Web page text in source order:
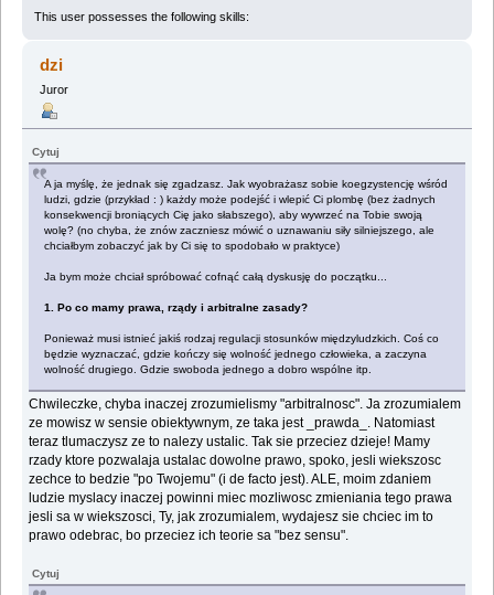
This user possesses the following skills:
dzi
Juror
Cytuj
A ja myślę, że jednak się zgadzasz. Jak wyobrażasz sobie koegzystencję wśród
ludzi, gdzie (przykład : ) każdy może podejść i wlepić Ci plombę (bez żadnych
konsekwencji broniących Cię jako słabszego), aby wywrzeć na Tobie swoją
wolę? (no chyba, że znów zaczniesz mówić o uznawaniu siły silniejszego, ale
chciałbym zobaczyć jak by Ci się to spodobało w praktyce)
Ja bym może chciał spróbować cofnąć całą dyskusję do początku...
1. Po co mamy prawa, rządy i arbitralne zasady?
Ponieważ musi istnieć jakiś rodzaj regulacji stosunków międzyludzkich. Coś co
będzie wyznaczać, gdzie kończy się wolność jednego człowieka, a zaczyna
wolność drugiego. Gdzie swoboda jednego a dobro wspólne itp.
Chwileczke, chyba inaczej zrozumielismy "arbitralnosc". Ja zrozumialem
ze mowisz w sensie obiektywnym, ze taka jest _prawda_. Natomiast
teraz tlumaczysz ze to nalezy ustalic. Tak sie przeciez dzieje! Mamy
rzady ktore pozwalaja ustalac dowolne prawo, spoko, jesli wiekszosc
zechce to bedzie "po Twojemu" (i de facto jest). ALE, moim zdaniem
ludzie myslacy inaczej powinni miec mozliwosc zmieniania tego prawa
jesli sa w wiekszosci, Ty, jak zrozumialem, wydajesz sie chciec im to
prawo odebrac, bo przeciez ich teorie sa "bez sensu".
Cytuj